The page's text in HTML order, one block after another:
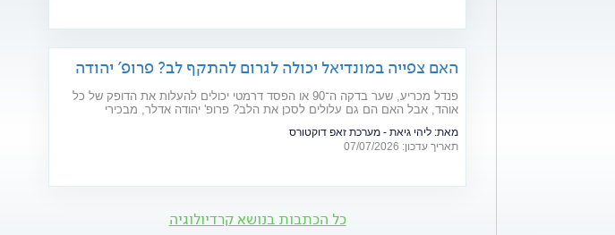
האם צפייה במונדיאל יכולה לגרום להתקף לב? פרופ' יהודה
אדלר מסביר
פנדל מכריע, שער בדקה ה־90 או הפסד דרמטי יכולים להעלות את הדופק של כל
אוהד, אבל האם הם גם עלולים לסכן את הלב? פרופ' יהודה אדלר, מבכירי
מי נמצא בקבוצת הסיכון ואיך אפשר ליהנות מהמשחקים בלי לסכן את הבריאות.
מאת: ליהי גיאת - מערכת זאפ דוקטורס
תאריך עדכון: 07/07/2026
כל הכתבות בנושא קרדיולוגיה